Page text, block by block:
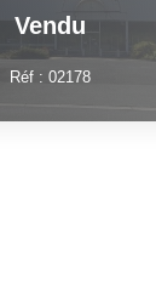
Vendu
Réf : 02178